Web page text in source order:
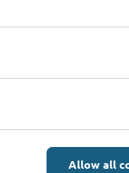
mit einem
zur Prüfung
Dienstes
Allow all